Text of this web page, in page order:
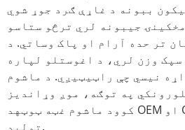
ببونه د غاړې ګرد جوړ شوي
جیبونه لري ترڅو ستاسو
تر حده آرام او پاک وساتي. د
وزن لري، د اغوستلو لپاره
نیسي چې راټیټیږي. د ماشوم
په توګه، موږ وړاندیز
کوو د ماشوم غټه ټوټهد OEM او ODM دودیز کولو سره
تولید.